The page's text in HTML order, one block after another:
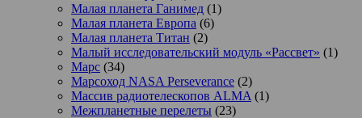
Малая планета Ганимед (1)
Малая планета Европа (6)
Малая планета Титан (2)
Малый исследовательский модуль «Рассвет» (1)
Марс (34)
Марсоход NASA Perseverance (2)
Массив радиотелескопов ALMA (1)
Межпланетные перелеты (23)